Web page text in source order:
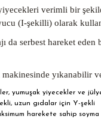
verimli bir
(I-şekilli) olarak
da serbest hareket
makinesinde
yumuşak yiyecekler ve
uzun gıdalar için Y-şekli
harekete sahip soyma